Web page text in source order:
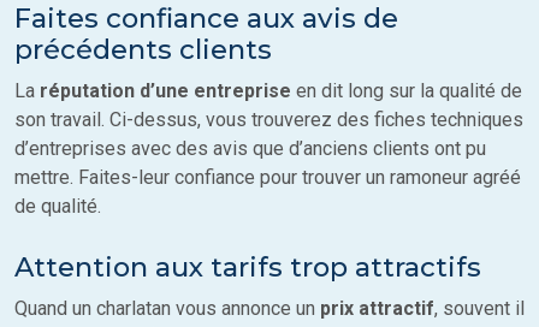
Faites confiance aux avis de
précédents clients
La réputation d’une entreprise en dit long sur la qualité de
son travail. Ci-dessus, vous trouverez des fiches techniques
d’entreprises avec des avis que d’anciens clients ont pu
mettre. Faites-leur confiance pour trouver un ramoneur agréé
de qualité.
Attention aux tarifs trop attractifs
Quand un charlatan vous annonce un prix attractif, souvent il